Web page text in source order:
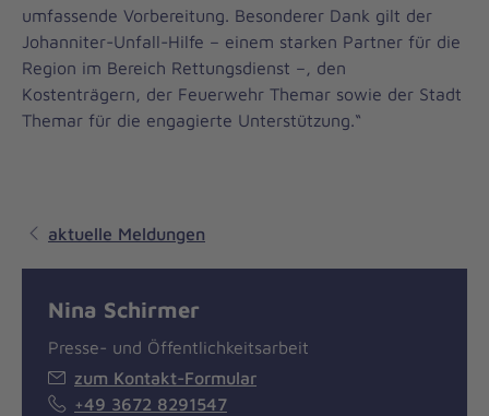
umfassende Vorbereitung. Besonderer Dank gilt der
Johanniter-Unfall-Hilfe – einem starken Partner für die
Region im Bereich Rettungsdienst –, den
Kostenträgern, der Feuerwehr Themar sowie der Stadt
Themar für die engagierte Unterstützung.“
aktuelle Meldungen
Nina Schirmer
Presse- und Öffentlichkeitsarbeit
zum Kontakt-Formular
+49 3672 8291547